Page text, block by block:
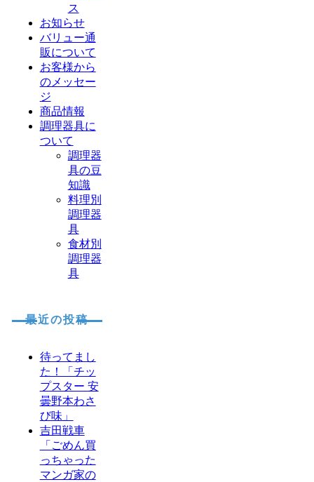
ス
お知らせ
バリュー通
販について
お客様から
のメッセー
ジ
商品情報
調理器具に
ついて
調理器
具の豆
知識
料理別
調理器
具
食材別
調理器
具
最近の投稿
待ってまし
た！「チッ
プスター 安
曇野本わさ
び味」
吉田戦車
「ごめん買
っちゃった
マンガ家の